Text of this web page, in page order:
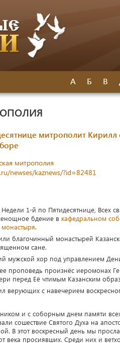
А Б В
митрополит
митрополия
newses/kaznews/?id=82481
1-й по Пятидесятнице, Всех
бдение в кафедральном
монастыря.
благочинный монастырей
сане.
мужской хор под управлением
проповедь произнёс иеромонах
перед Её чтимым Казанским
верующих с навечерием
и с соборным днем памяти
сошествие Святого Духа на
В этот воскресный день мы
века просиявших. Среди них и